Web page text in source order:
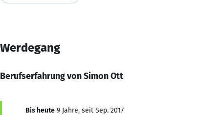
Werdegang
Berufserfahrung von Simon Ott
Bis heute 9 Jahre, seit Sep. 2017